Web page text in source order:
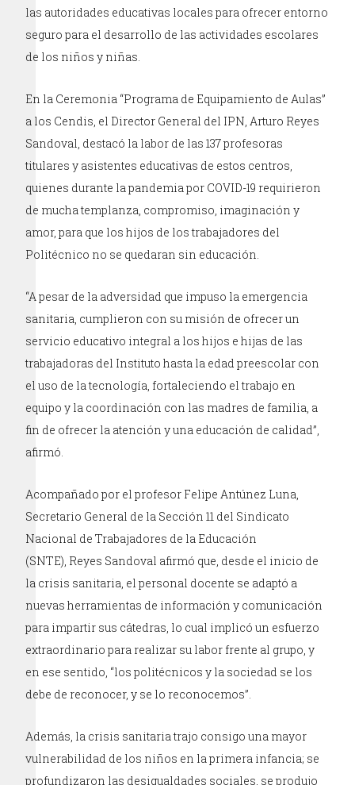
las autoridades educativas locales para ofrecer entorno
seguro para el desarrollo de las actividades escolares
de los niños y niñas.
En la Ceremonia “Programa de Equipamiento de Aulas”
a los Cendis, el Director General del IPN, Arturo Reyes
Sandoval, destacó la labor de las 137 profesoras
titulares y asistentes educativas de estos centros,
quienes durante la pandemia por COVID-19 requirieron
de mucha templanza, compromiso, imaginación y
amor, para que los hijos de los trabajadores del
Politécnico no se quedaran sin educación.
“A pesar de la adversidad que impuso la emergencia
sanitaria, cumplieron con su misión de ofrecer un
servicio educativo integral a los hijos e hijas de las
trabajadoras del Instituto hasta la edad preescolar con
el uso de la tecnología, fortaleciendo el trabajo en
equipo y la coordinación con las madres de familia, a
fin de ofrecer la atención y una educación de calidad”,
afirmó.
Acompañado por el profesor Felipe Antúnez Luna,
Secretario General de la Sección 11 del Sindicato
Nacional de Trabajadores de la Educación
(SNTE), Reyes Sandoval afirmó que, desde el inicio de
la crisis sanitaria, el personal docente se adaptó a
nuevas herramientas de información y comunicación
para impartir sus cátedras, lo cual implicó un esfuerzo
extraordinario para realizar su labor frente al grupo, y
en ese sentido, “los politécnicos y la sociedad se los
debe de reconocer, y se lo reconocemos”.
Además, la crisis sanitaria trajo consigo una mayor
vulnerabilidad de los niños en la primera infancia; se
profundizaron las desigualdades sociales, se produjo